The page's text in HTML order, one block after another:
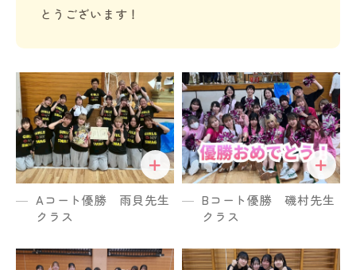
とうございます！
Aコート優勝 雨貝先生
クラス
Bコート優勝 磯村先生
クラス